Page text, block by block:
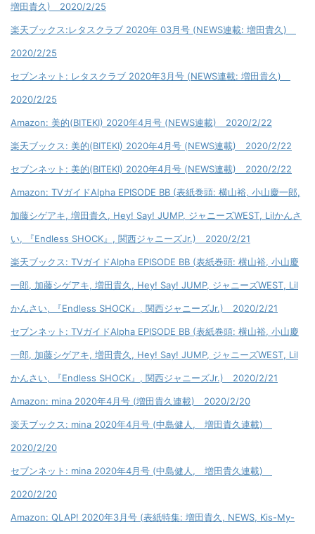
増田貴久) 2020/2/25
楽天ブックス:レタスクラブ 2020年 03月号 (NEWS連載: 増田貴久)
2020/2/25
セブンネット: レタスクラブ 2020年3月号 (NEWS連載: 増田貴久)
2020/2/25
Amazon: 美的(BITEKI) 2020年4月号 (NEWS連載) 2020/2/22
楽天ブックス: 美的(BITEKI) 2020年4月号 (NEWS連載) 2020/2/22
セブンネット: 美的(BITEKI) 2020年4月号 (NEWS連載) 2020/2/22
Amazon: TVガイドAlpha EPISODE BB (表紙巻頭: 横山裕, 小山慶一郎,
加藤シゲアキ, 増田貴久, Hey! Say! JUMP, ジャニーズWEST, Lilかんさ
い, 『Endless SHOCK』, 関西ジャニーズJr.) 2020/2/21
楽天ブックス: TVガイドAlpha EPISODE BB (表紙巻頭: 横山裕, 小山慶
一郎, 加藤シゲアキ, 増田貴久, Hey! Say! JUMP, ジャニーズWEST, Lil
かんさい, 『Endless SHOCK』, 関西ジャニーズJr.) 2020/2/21
セブンネット: TVガイドAlpha EPISODE BB (表紙巻頭: 横山裕, 小山慶
一郎, 加藤シゲアキ, 増田貴久, Hey! Say! JUMP, ジャニーズWEST, Lil
かんさい, 『Endless SHOCK』, 関西ジャニーズJr.) 2020/2/21
Amazon: mina 2020年4月号 (増田貴久連載) 2020/2/20
楽天ブックス: mina 2020年4月号 (中島健人, 増田貴久連載)
2020/2/20
セブンネット: mina 2020年4月号 (中島健人, 増田貴久連載)
2020/2/20
Amazon: QLAP! 2020年3月号 (表紙特集: 増田貴久, NEWS, Kis-My-